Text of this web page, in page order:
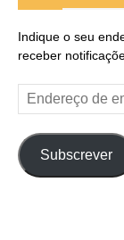
Indique o seu
receber
Endereço
de
Subscrever